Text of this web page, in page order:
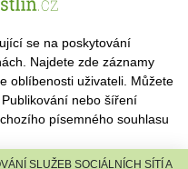
se na poskytování
Najdete zde záznamy
oblíbenosti uživateli. Můžete
nebo šíření
písemného souhlasu
SLUŽEB SOCIÁLNÍCH SÍTÍ A